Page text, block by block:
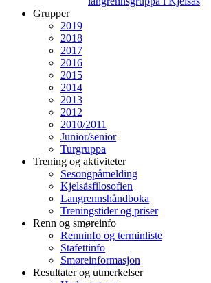
Grupper
2019
2018
2017
2016
2015
2014
2013
2012
2010/2011
Junior/senior
Turgruppa
Trening og aktiviteter
Sesongpåmelding
Kjelsåsfilosofien
Langrennshåndboka
Treningstider og priser
Renn og smøreinfo
Renninfo og terminliste
Stafettinfo
Smøreinformasjon
Resultater og utmerkelser